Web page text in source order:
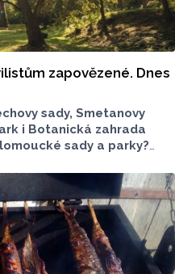
zapovězené. Dnes
sady, Smetanovy
i Botanická zahrada
sady a parky?
ale nebylo.